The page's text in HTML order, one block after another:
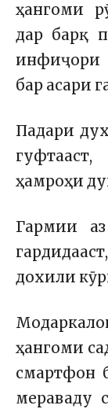
ҳангоми
дар барқ
инфиҷори
бар асари
Падари
ҳамроҳи
Гармии
дохили
ҳангоми
смартфон
мераваду